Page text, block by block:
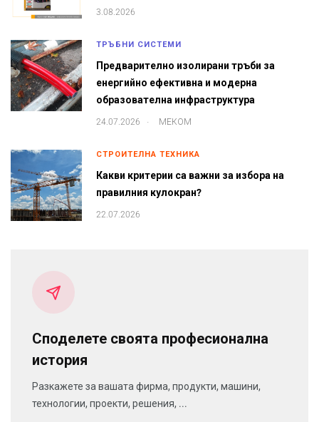
3.08.2026
ТРЪБНИ СИСТЕМИ
Предварително изолирани тръби за
енергийно ефективна и модерна
образователна инфраструктура
24.07.2026 . МЕКОМ
СТРОИТЕЛНА ТЕХНИКА
Какви критерии са важни за избора на
правилния кулокран?
22.07.2026
Споделете своята професионална
история
Разкажете за вашата фирма, продукти, машини,
технологии, проекти, решения, ...